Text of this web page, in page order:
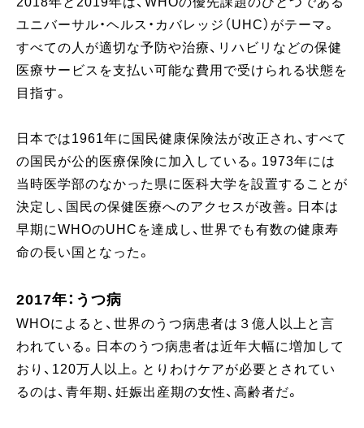
ユニバーサル・ヘルス・カバレッジ（UHC）がテーマ。
すべての人が適切な予防や治療、リハビリなどの保健
医療サービスを支払い可能な費用で受けられる状態を
目指す。
日本では1961年に国民健康保険法が改正され、すべて
の国民が公的医療保険に加入している。1973年には
当時医学部のなかった県に医科大学を設置することが
決定し、国民の保健医療へのアクセスが改善。日本は
早期にWHOのUHCを達成し、世界でも有数の健康寿
命の長い国となった。
2017年：うつ病
WHOによると、世界のうつ病患者は３億人以上と言
われている。日本のうつ病患者は近年大幅に増加して
おり、120万人以上。とりわけケアが必要とされてい
るのは、青年期、妊娠出産期の女性、高齢者だ。